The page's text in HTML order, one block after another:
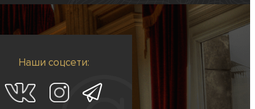
Наши соцсети: